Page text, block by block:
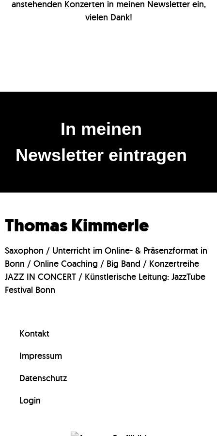
anstehenden Konzerten in meinen Newsletter ein,
vielen Dank!
In meinen
Newsletter eintragen
Thomas Kimmerle
Saxophon / Unterricht im Online- & Präsenzformat in
Bonn / Online Coaching / Big Band / Konzertreihe
JAZZ IN CONCERT / Künstlerische Leitung: JazzTube
Festival Bonn
Kontakt
Impressum
Datenschutz
Login